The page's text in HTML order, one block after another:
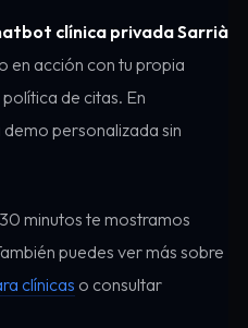
clínica privada Sarrià
en acción con tu propia
de citas. En
personalizada sin
minutos te mostramos
puedes ver más sobre
clínicas o consultar